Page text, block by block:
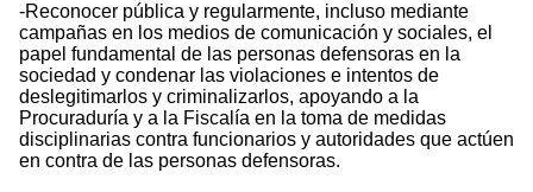
-Reconocer pública y regularmente, incluso mediante
campañas en los medios de comunicación y sociales, el
papel fundamental de las personas defensoras en la
sociedad y condenar las violaciones e intentos de
deslegitimarlos y criminalizarlos, apoyando a la
Procuraduría y a la Fiscalía en la toma de medidas
disciplinarias contra funcionarios y autoridades que actúen
en contra de las personas defensoras.